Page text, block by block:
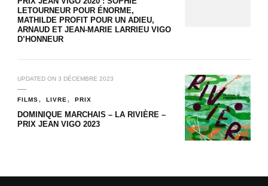
LETOURNEUR POUR ÉNORME,
MATHILDE PROFIT POUR UN ADIEU,
ARNAUD ET JEAN-MARIE LARRIEU VIGO
D’HONNEUR
UPDATED ON 3 DÉCEMBRE 2023
FILMS LIVRE PRIX
DOMINIQUE MARCHAIS – LA RIVIÈRE –
PRIX JEAN VIGO 2023